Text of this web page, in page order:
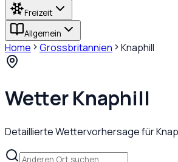
Freizeit
Allgemein
Home Grossbritannien Knaphill
WetterKnaphill
Detaillierte Wettervorhersage für